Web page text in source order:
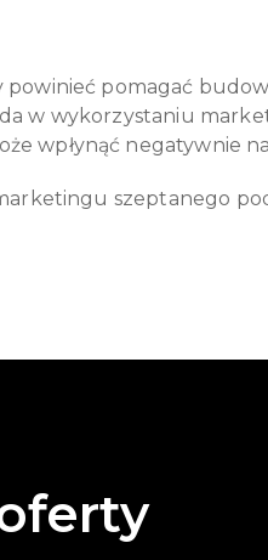
pomagać
w wykorzystaniu
wpłynąć negatywnie
szeptanego